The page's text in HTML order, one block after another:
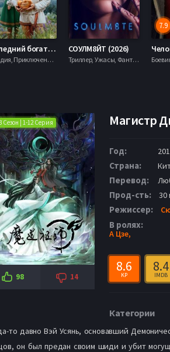
Последний богатырь. Колобок (2026)
Комедия, Приключения, Фэнтези,
СОУЛМ8ЙТ (2026)
Триллер, Ужасы, Фантастика,
7.9
Сезон | 1-12 Серия
98 14
Магистр
Год:
Страна:
Перевод:
Прод-сть: 30
Режиссер:
В ролях:
А Цзе,
8.6
KP
8.4
IMDB
Категории
то давно Вэй Усянь, основавший
он был предан своим шиди и убит